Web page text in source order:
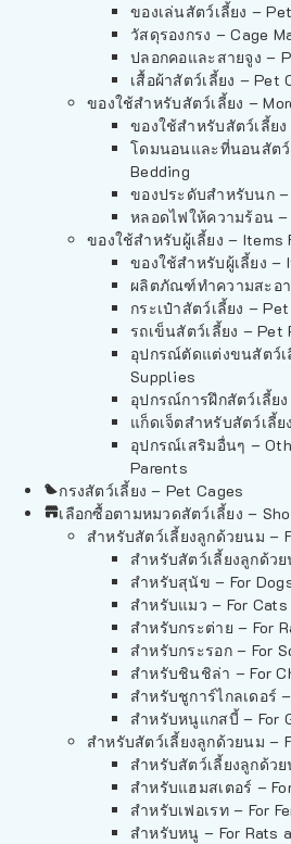
ของเล่นสัตว์เลี้ยง –
วัสดุรองกรง – Cage
ปลอกคอและสายจูง –
เสื้อผ้าสัตว์เลี้ยง – Pet
ของใช้สำหรับสัตว์เลี้ยง –
ของใช้สำหรับสัตว์เลี้ยง
โดมนอนและที่นอนสัตว์
Bedding
ของประดับสำหรับนก
หลอดไฟให้ความร้อน
ของใช้สำหรับผู้เลี้ยง – Items
ของใช้สำหรับผู้เลี้ยง –
ผลิตภัณฑ์ทำความสะอ
กระเป๋าสัตว์เลี้ยง –
รถเข็นสัตว์เลี้ยง – Pet
อุปกรณ์ตัดแต่งขนสัตว์เ
Supplies
อุปกรณ์การฝึกสัตว์เลี้ย
แก็ดเจ็ตสำหรับสัตว์เลี้
อุปกรณ์เสริมอื่นๆ –
Parents
กรงสัตว์เลี้ยง – Pet Cages
เลือกซื้อตามหมวดสัตว์เลี้ยง –
สำหรับสัตว์เลี้ยงลูกด้วยนม –
สำหรับสัตว์เลี้ยงลูกด้ว
สำหรับสุนัข – For
สำหรับแมว – For Cats
สำหรับกระต่าย – For
สำหรับกระรอก – For
สำหรับชินชิล่า – For
สำหรับชูการ์ไกลเดอร์
สำหรับหนูแกสบี้ – For
สำหรับสัตว์เลี้ยงลูกด้วยนม –
สำหรับสัตว์เลี้ยงลูกด้ว
สำหรับแฮมสเตอร์ –
สำหรับเฟอเรท – For
สำหรับหนู – For Rats